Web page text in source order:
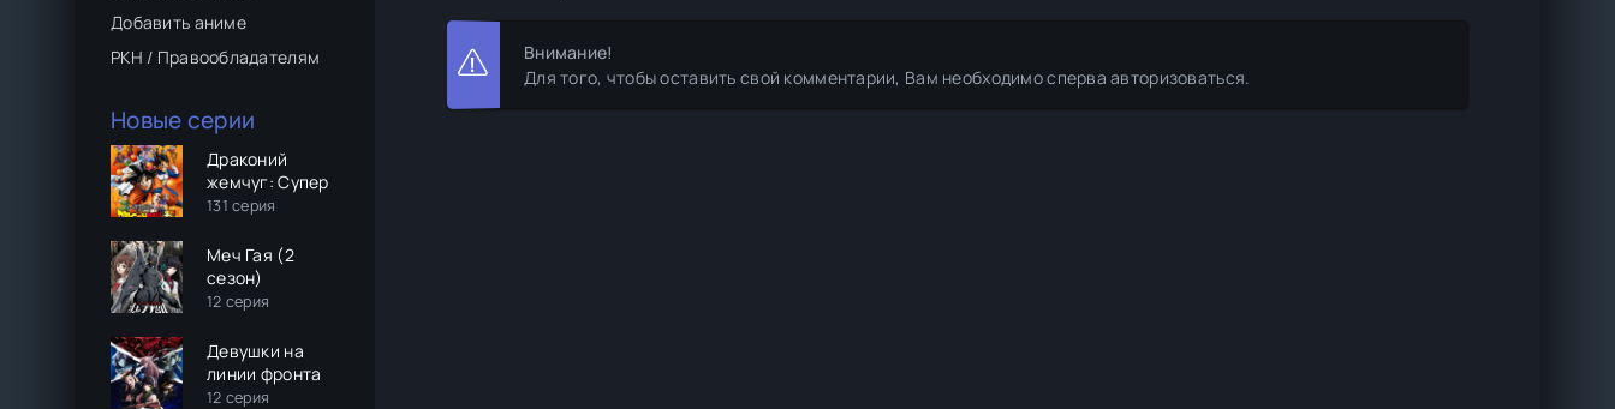
Добавить аниме
РКН / Правообладателям
Новые серии
Драконий
жемчуг: Супер
131 серия
Меч Гая (2
сезон)
12 серия
Девушки на
линии фронта
12 серия
Внимание!
Для того, чтобы оставить свой комментарии, Вам необходимо сперва авторизоваться.